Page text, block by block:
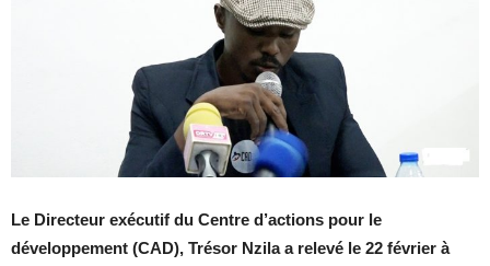
Le Directeur exécutif du Centre d’actions pour le
développement (CAD), Trésor Nzila a relevé le 22 février à